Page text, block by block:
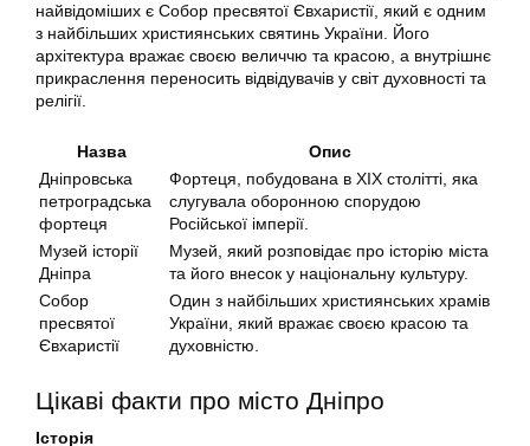
найвідоміших є Собор пресвятої Євхаристії, який є одним
з найбільших християнських святинь України. Його
архітектура вражає своєю величчю та красою, а внутрішнє
прикраслення переносить відвідувачів у світ духовності та
релігії.
Назва
Опис
Дніпровська
петроградська
фортеця
Фортеця, побудована в XIX столітті, яка
слугувала оборонною спорудою
Російської імперії.
Музей історії
Дніпра
Музей, який розповідає про історію міста
та його внесок у національну культуру.
Собор
пресвятої
Євхаристії
Один з найбільших християнських храмів
України, який вражає своєю красою та
духовністю.
Цікаві факти про місто Дніпро
Історія